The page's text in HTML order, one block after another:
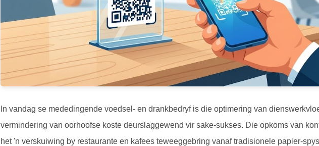
In vandag se mededingende voedsel- en drankbedryf is die optimering van
vermindering van oorhoofse koste deurslaggewend vir sake-sukses. Die opkoms van
het 'n verskuiwing by restaurante en kafees teweeggebring vanaf tradisionele papier-